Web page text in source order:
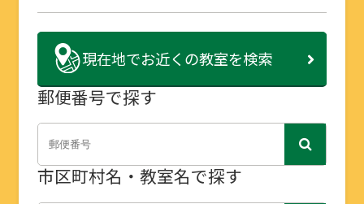
現在地でお近くの教室を検索
郵便番号で探す
市区町村名・教室名で探す